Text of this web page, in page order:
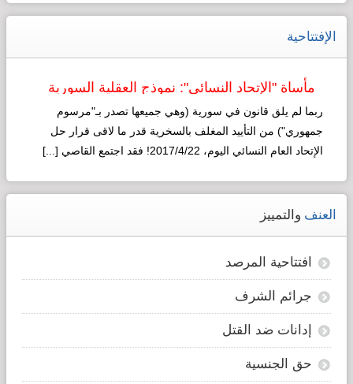
الإفتتاحية
مأساة "الإتحاد النسائي": نموذج العقلية السورية
لـ"التطوير"!
ربما لم يلق قانون في سورية (وهي جميعها تصدر بـ"مرسوم
جمهوري") من التأييد المغلف بالسخرية قدر ما لاقى قرار حل
الإتحاد العام النسائي اليوم، 2017/4/22! فقد اجتمع القاصي [...]
Read more...
العنف والتمييز
افتتاحية المرصد
جرائم الشرف
إدانات ضد القتل
حق الجنسية